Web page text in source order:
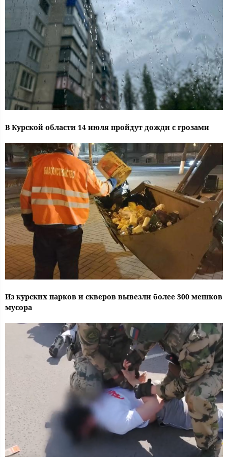
В Курской области 14 июля пройдут дожди с грозами
Из курских парков и скверов вывезли более 300 мешков
мусора